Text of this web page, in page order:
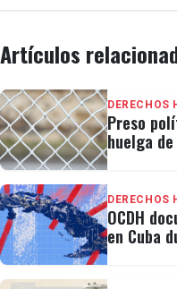
Artículos
DERECHOS
Preso
huelga
DERECHOS
OCDH
en Cuba